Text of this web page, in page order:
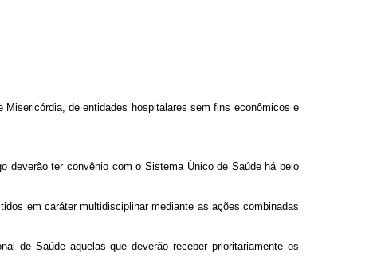
de entidades hospitalares sem fins econômicos e
deverão ter convênio com o Sistema Único de Saúde há pelo
em caráter multidisciplinar mediante as ações combinadas
de Saúde aquelas que deverão receber prioritariamente os